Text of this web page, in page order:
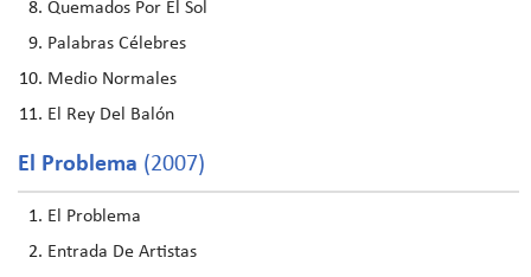
Quemados Por El Sol
Palabras Célebres
Medio Normales
El Rey Del Balón
El Problema (2007)
El Problema
Entrada De Artistas